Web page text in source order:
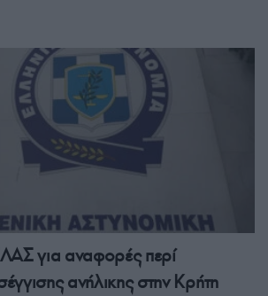
για αναφορές περί
ανήλικης στην Κρήτη